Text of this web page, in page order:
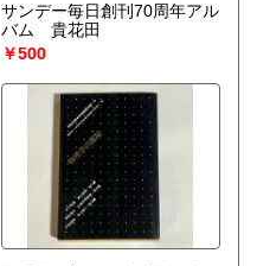
サンデー毎日創刊70周年アル
バム 貴花田
￥500